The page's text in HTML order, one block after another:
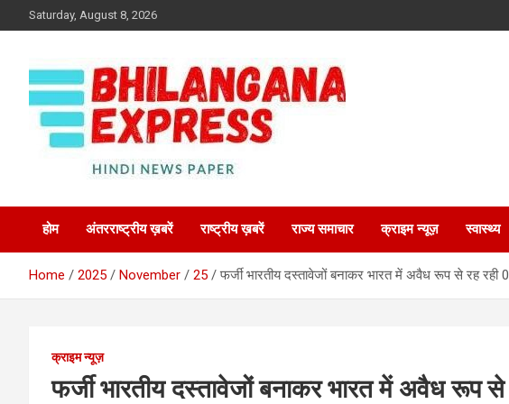
to
Saturday, August 8, 2026
Bhilangana Express
होम अंतरराष्ट्रीय ख़बरें राष्ट्रीय ख़बरें राज्य समाचार क्राइम न्यूज़ स्वास्थ्य
Home 2025 November 25 फर्जी भारतीय दस्तावेजों बनाकर भारत में अवैध रूप से रह रही
क्राइम न्यूज़
फर्जी भारतीय दस्तावेजों बनाकर भारत में अवैध रूप से